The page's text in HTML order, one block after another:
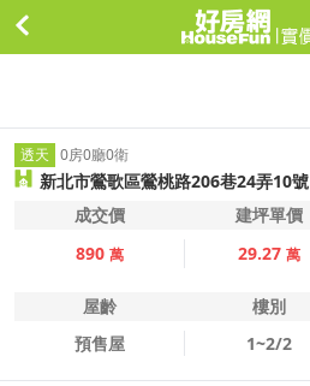
透天 0房0廳0衛
新北市鶯歌區鶯桃路206巷24弄10號
成交價 建坪單價
890 萬 29.27 萬
屋齡 樓別
預售屋
1~2/2